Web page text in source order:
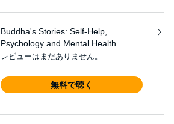
Buddha's Stories: Self-Help,
Psychology and Mental Health
レビューはまだありません。
無料で聴く